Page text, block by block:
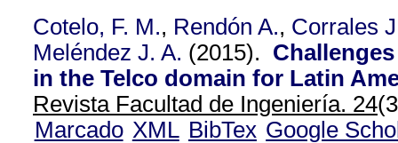
Cotelo, F. M., Rendón A., Corrales
Meléndez J. A. (2015).
in the Telco domain for Latin
Revista Facultad de Ingeniería. 24
Marcado XML BibTex Google